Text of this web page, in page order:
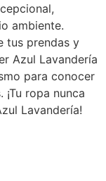
ambiente.
tus prendas y
Azul Lavandería
para conocer
ropa nunca
Lavandería!